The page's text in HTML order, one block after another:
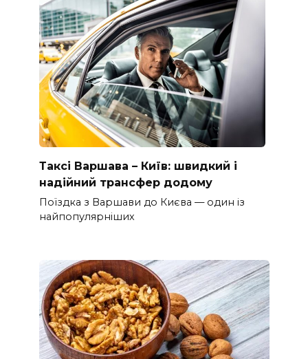
Таксі Варшава – Київ: швидкий і
надійний трансфер додому
Поїздка з Варшави до Києва — один із
найпопулярніших